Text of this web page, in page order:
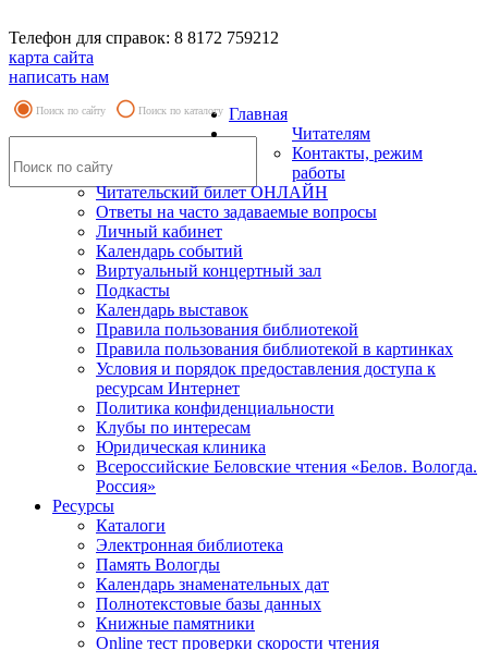
Телефон для справок: 8 8172 759212
карта сайта
написать нам
Поиск по сайту Поиск по каталогу Главная
Читателям
Контакты, режим
работы
Читательский билет ОНЛАЙН
Ответы на часто задаваемые вопросы
Личный кабинет
Календарь событий
Виртуальный концертный зал
Подкасты
Календарь выставок
Правила пользования библиотекой
Правила пользования библиотекой в картинках
Условия и порядок предоставления доступа к
ресурсам Интернет
Политика конфиденциальности
Клубы по интересам
Юридическая клиника
Всероссийские Беловские чтения «Белов. Вологда.
Россия»
Ресурсы
Каталоги
Электронная библиотека
Память Вологды
Календарь знаменательных дат
Полнотекстовые базы данных
Книжные памятники
Online тест проверки скорости чтения